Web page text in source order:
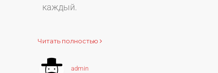
каждый.
Читать полностью
admin